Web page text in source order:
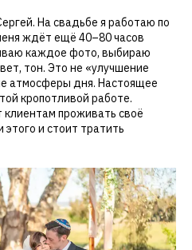
На свадьбе я работаю по
ждёт ещё 40–80 часов
каждое фото, выбираю
тон. Это не «улучшение
атмосферы дня. Настоящее
кропотливой работе.
проживать своё
и стоит тратить